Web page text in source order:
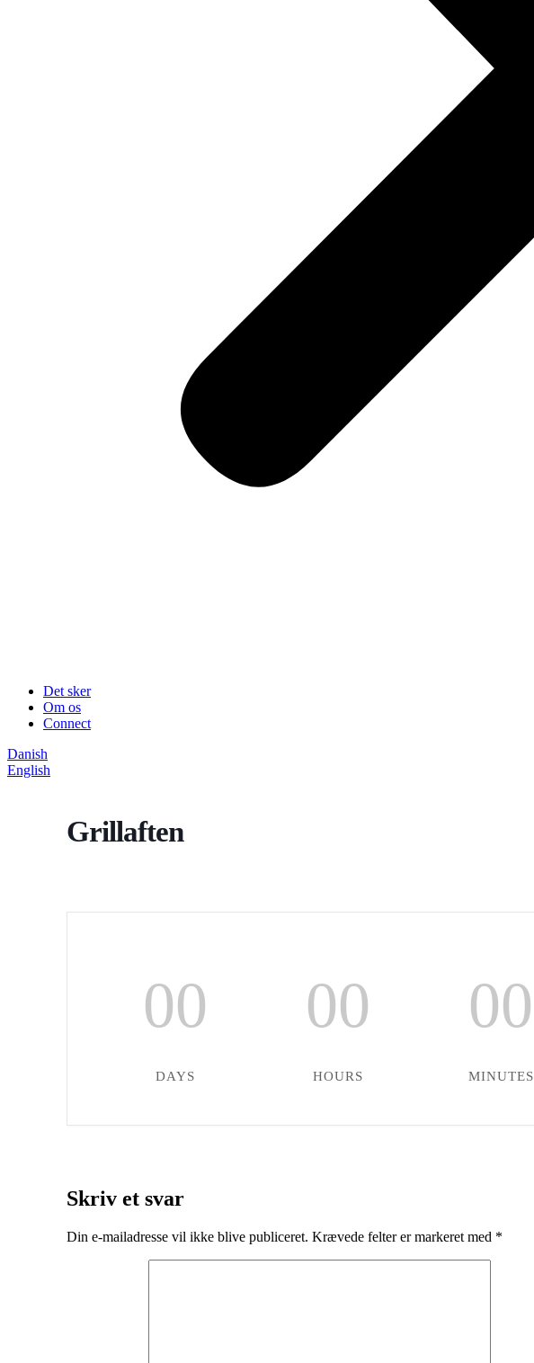
Det sker
Om os
Connect
Danish
English
Grillaften
00
DAYS
00
HOURS
00
MINUTES
Skriv et svar
Din e-mailadresse vil ikke blive publiceret. Krævede felter er markeret med *